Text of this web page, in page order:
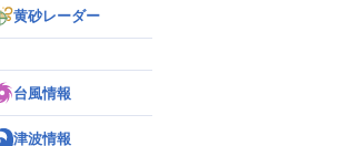
黄砂レーダー
台風情報
津波情報